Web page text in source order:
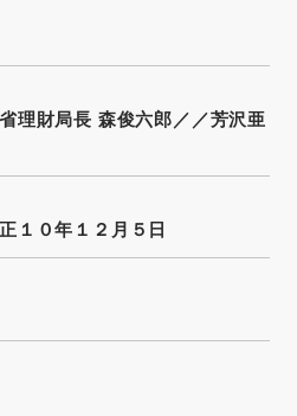
理財局長 森俊六郎／／芳沢亜
１０年１２月５日